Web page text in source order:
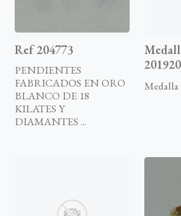
Ref 204773
PENDIENTES
FABRICADOS EN ORO
BLANCO DE 18
KILATES Y
DIAMANTES ...
201920